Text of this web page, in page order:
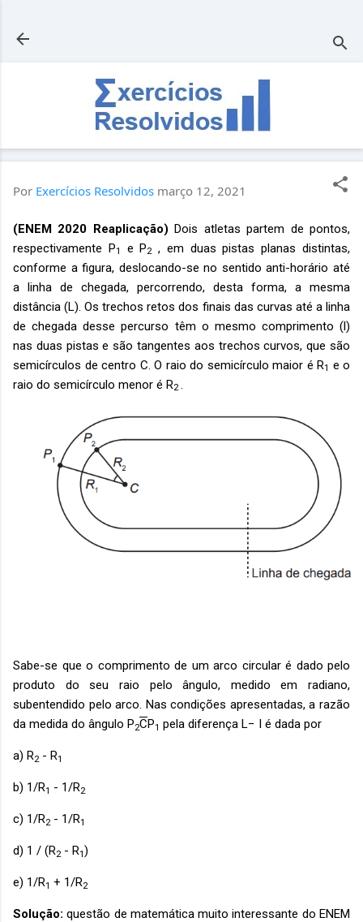
Por Exercícios Resolvidos março 12, 2021
(ENEM 2020 Reaplicação) Dois atletas partem de pontos,
respectivamente P1 e P2 , em duas pistas planas distintas,
conforme a figura, deslocando-se no sentido anti-horário até
a linha de chegada, percorrendo, desta forma, a mesma
distância (L). Os trechos retos dos finais das curvas até a linha
de chegada desse percurso têm o mesmo comprimento (l)
nas duas pistas e são tangentes aos trechos curvos, que são
semicírculos de centro C. O raio do semicírculo maior é R1 e o
raio do semicírculo menor é R2
Sabe-se que o comprimento de um arco circular é dado pelo
produto do seu raio pelo ângulo, medido em radiano,
subentendido pelo arco. Nas condições apresentadas, a razão
da medida do ângulo P2CP1 pela diferença L− I é dada por
a) R2 - R1
b) 1/R1 - 1/R2
c) 1/R2 - 1/R1
d) 1 / (R2 - R1)
e) 1/R1 + 1/R2
Solução:questão de matemática muito interessante do ENEM